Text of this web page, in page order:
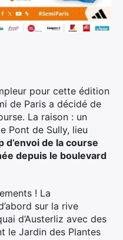
pour cette édition
de Paris a décidé de
La raison : un
Pont de Sully, lieu
d’envoi de la course
depuis le boulevard
! La
sur la rive
d’Austerliz avec des
le Jardin des Plantes